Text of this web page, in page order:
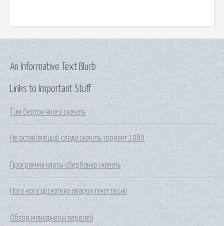
Links to Important Stuff
Тим бертон книги скачать
Не оставляющий следа скачать торрент 1080
Программа карты сбербанка скачать
Ноги ноги дискотека авария текст песни
Обзор менеджеры паролей
An Informative Text Blurb